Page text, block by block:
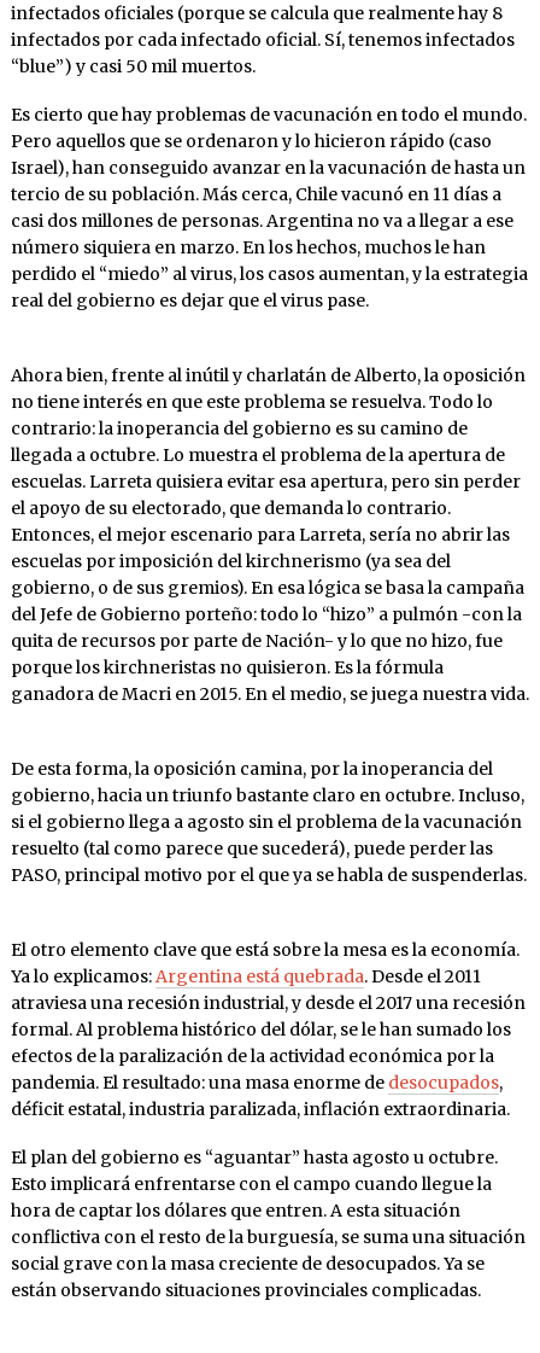
infectados oficiales (porque se calcula que realmente hay 8
infectados por cada infectado oficial. Sí, tenemos infectados
“blue”) y casi 50 mil muertos.
Es cierto que hay problemas de vacunación en todo el mundo.
Pero aquellos que se ordenaron y lo hicieron rápido (caso
Israel), han conseguido avanzar en la vacunación de hasta un
tercio de su población. Más cerca, Chile vacunó en 11 días a
casi dos millones de personas. Argentina no va a llegar a ese
número siquiera en marzo. En los hechos, muchos le han
perdido el “miedo” al virus, los casos aumentan, y la estrategia
real del gobierno es dejar que el virus pase.
Ahora bien, frente al inútil y charlatán de Alberto, la oposición
no tiene interés en que este problema se resuelva. Todo lo
contrario: la inoperancia del gobierno es su camino de
llegada a octubre. Lo muestra el problema de la apertura de
escuelas. Larreta quisiera evitar esa apertura, pero sin perder
el apoyo de su electorado, que demanda lo contrario.
Entonces, el mejor escenario para Larreta, sería no abrir las
escuelas por imposición del kirchnerismo (ya sea del
gobierno, o de sus gremios). En esa lógica se basa la campaña
del Jefe de Gobierno porteño: todo lo “hizo” a pulmón -con la
quita de recursos por parte de Nación- y lo que no hizo, fue
porque los kirchneristas no quisieron. Es la fórmula
ganadora de Macri en 2015. En el medio, se juega nuestra vida.
De esta forma, la oposición camina, por la inoperancia del
gobierno, hacia un triunfo bastante claro en octubre. Incluso,
si el gobierno llega a agosto sin el problema de la vacunación
resuelto (tal como parece que sucederá), puede perder las
PASO, principal motivo por el que ya se habla de suspenderlas.
El otro elemento clave que está sobre la mesa es la economía.
Ya lo explicamos:Argentina está quebrada. Desde el 2011
atraviesa una recesión industrial, y desde el 2017 una recesión
formal. Al problema histórico del dólar, se le han sumado los
efectos de la paralización de la actividad económica por la
pandemia. El resultado: una masa enorme de desocupados,
déficit estatal, industria paralizada, inflación extraordinaria.
El plan del gobierno es “aguantar” hasta agosto u octubre.
Esto implicará enfrentarse con el campo cuando llegue la
hora de captar los dólares que entren. A esta situación
conflictiva con el resto de la burguesía, se suma una situación
social grave con la masa creciente de desocupados. Ya se
están observando situaciones provinciales complicadas.